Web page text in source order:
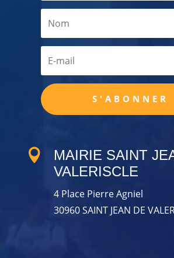
S'ABONNER

MAIRIE SAINT
VALERISCLE
4 Place Pierre Agniel
30960 SAINT JEAN DE